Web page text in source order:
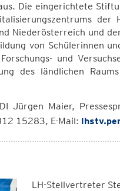
Die eingerichtete
der
Niederösterreich und
von Schülerinnen
und
des ländlichen
Jürgen Maier,
15283, E-Mail:
LH-Stellvertreter